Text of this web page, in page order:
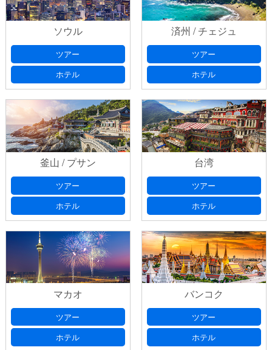
ソウル
ツアー
ホテル
済州 / チェジュ
ツアー
ホテル
釜山 / プサン
ツアー
ホテル
台湾
ツアー
ホテル
マカオ
ツアー
ホテル
バンコク
ツアー
ホテル